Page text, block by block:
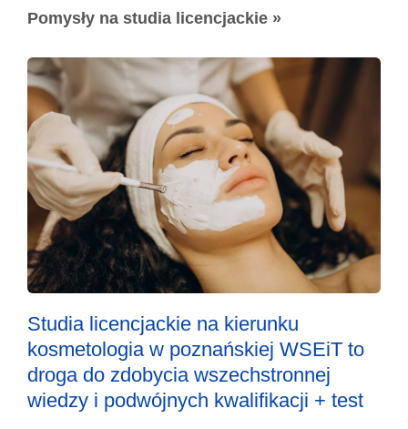
Pomysły na studia licencjackie »
Studia licencjackie na kierunku
kosmetologia w poznańskiej WSEiT to
droga do zdobycia wszechstronnej
wiedzy i podwójnych kwalifikacji + test